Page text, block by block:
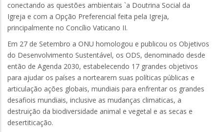
conectando as questões ambientais `a Doutrina Social da
Igreja e com a Opção Preferencial feita pela Igreja,
principalmente no Concílio Vaticano II.
Em 27 de Setembro a ONU homologou e publicou os Objetivos
do Desenvolvimento Sustentável, os ODS, denominado desde
então de Agenda 2030, estabelecendo 17 grandes objetivos
para ajudar os países a nortearem suas políticas públicas e
articulação ações globais, mundiais para enfrentar os grandes
desafiois mundiais, inclusive as mudanças climaticas, a
destruição da biodiversidade animal e vegetal e as secas e
desertiticação.